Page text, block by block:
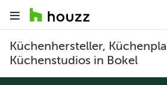
Küchenhersteller,
Küchenstudios in Bokel